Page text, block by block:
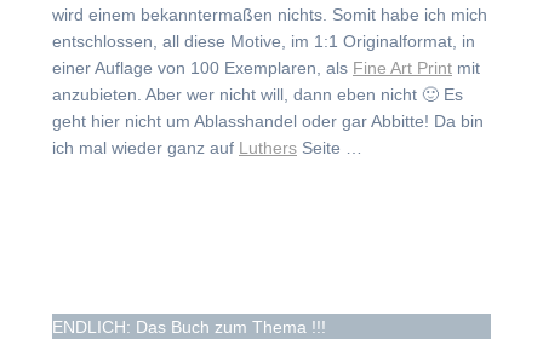
wird einem bekanntermaßen nichts. Somit habe ich mich
entschlossen, all diese Motive, im 1:1 Originalformat, in
einer Auflage von 100 Exemplaren, als Fine Art Print mit
anzubieten. Aber wer nicht will, dann eben nicht 🙂 Es
geht hier nicht um Ablasshandel oder gar Abbitte! Da bin
ich mal wieder ganz auf Luthers Seite …
ENDLICH: Das Buch zum Thema !!!